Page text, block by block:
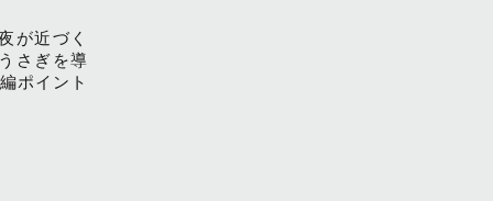
が近づく
さぎを導
ポイント